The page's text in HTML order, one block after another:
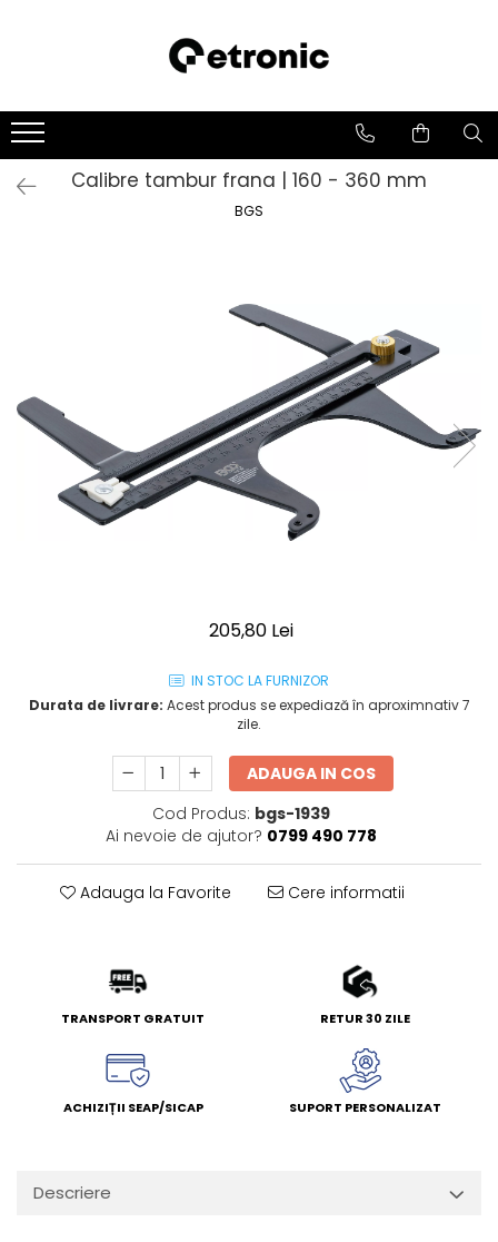
Calibre tambur frana | 160 - 360 mm
BGS
205,80 Lei
IN STOC LA FURNIZOR
Durata de livrare: Acest produs se expediază în aproximnativ 7
zile.
ADAUGA IN COS
Cod Produs: bgs-1939
Ai nevoie de ajutor? 0799 490 778
Adauga la Favorite Cere informatii
TRANSPORT GRATUIT RETUR 30 ZILE
ACHIZIȚII SEAP/SICAP SUPORT PERSONALIZAT
Descriere